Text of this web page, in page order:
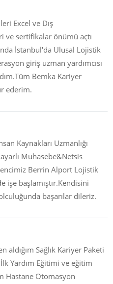
Excel ve Dış
ve sertifikalar önümü açtı
İstanbul'da Ulusal Lojistik
giriş uzman yardımcısı
Bemka Kariyer
ederim.
Kaynakları Uzmanlığı
Muhasebe&Netsis
Berrin Alport Lojistik
işe başlamıştır.Kendisini
başarılar dileriz.
aldığım Sağlık Kariyer Paketi
Yardım Eğitimi ve eğitim
Hastane Otomasyon